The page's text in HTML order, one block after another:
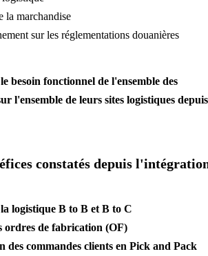
la marchandise
sur les réglementations douanières
besoin fonctionnel de l'ensemble des
l'ensemble de leurs sites logistiques depuis
constatés depuis
logistique B to B et B to C
ordres de fabrication (OF)
des commandes clients en Pick and Pack